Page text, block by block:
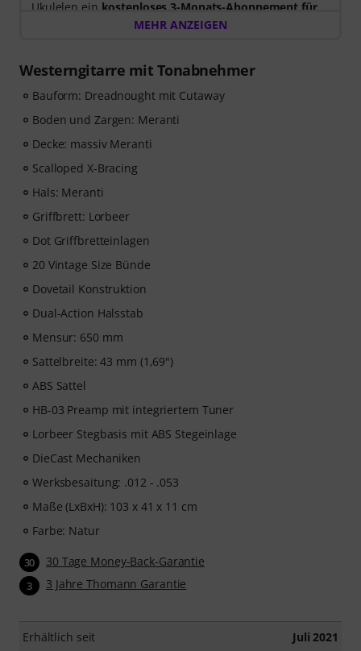
Ukulelen ein kostenloses 3-Monats-Abonnement für
einen Onlinekurs von music2me im Wert von EUR
zugesendet. Das music2me Abo endet nach Ablauf
automatisch.
Music2Me, dein Online-Lernportal für Musik mit einem
pädagogischen Konzept von studierten Musiklehrern.
Ausgezeichnet mit dem deutschen Bildungs-Award
2025/2026 in der Kategorie “E-Learning
Instrumentalunterricht”! Mit über 400 Gitarren
Videolektionen für Anfänger und Fortgeschrittene – von
Pop, Rock und Blues bis Metal und mehr. Mit
persönlichem Support per Chat, Noten zum
Übungsfunktion, Zeitlupe und weitere Features.
MEHR ANZEIGEN
Westerngitarre mit Tonabnehmer
Bauform: Dreadnought mit Cutaway
Boden und Zargen: Meranti
Decke: massiv Meranti
Scalloped X-Bracing
Hals: Meranti
Griffbrett: Lorbeer
Dot Griffbretteinlagen
20 Vintage Size Bünde
Dovetail Konstruktion
Dual-Action Halsstab
Mensur: 650 mm
Sattelbreite: 43 mm (1,69")
ABS Sattel
HB-03 Preamp mit integriertem Tuner
Lorbeer Stegbasis mit ABS Stegeinlage
DieCast Mechaniken
Werksbesaitung: .012 - .053
Maße (LxBxH): 103 x 41 x 11 cm
Farbe: Natur
30 30 Tage Money-Back-Garantie
3 3 Jahre Thomann Garantie
Erhältlich seit Juli 2021